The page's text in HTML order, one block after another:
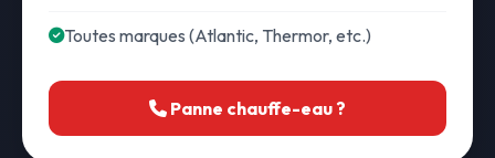
Toutes marques (Atlantic, Thermor, etc.)
Panne chauffe-eau ?